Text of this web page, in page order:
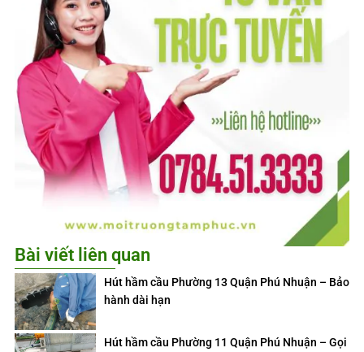
Bài viết liên quan
Hút hầm cầu Phường 13 Quận Phú Nhuận – Bảo
hành dài hạn
Hút hầm cầu Phường 11 Quận Phú Nhuận – Gọi